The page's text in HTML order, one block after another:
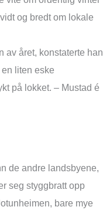
og bredt om lokale
av året, konstaterte han
liten eske
på lokket. – Mustad é
de andre landsbyene,
seg styggbratt opp
bare mye